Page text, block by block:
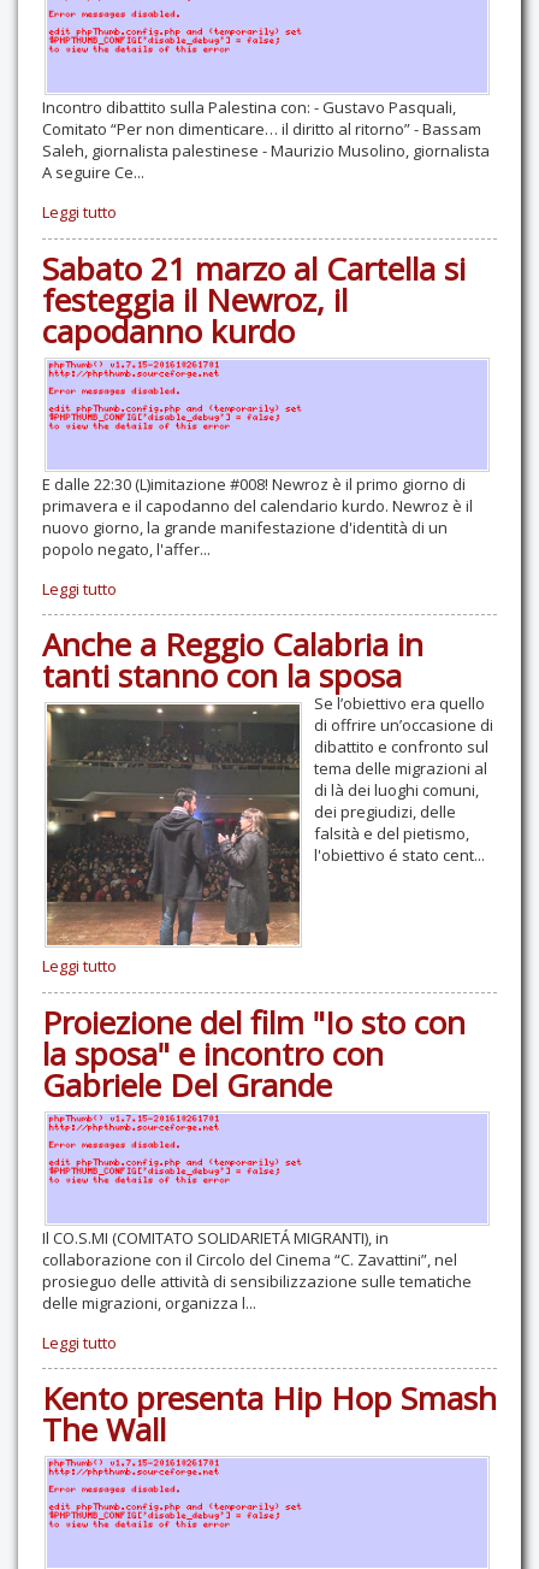
Incontro dibattito sulla Palestina con: - Gustavo Pasquali,
Comitato “Per non dimenticare… il diritto al ritorno” - Bassam
Saleh, giornalista palestinese - Maurizio Musolino, giornalista
A seguire Ce...
Leggi tutto
Sabato 21 marzo al Cartella si
festeggia il Newroz, il
capodanno kurdo
E dalle 22:30 (L)imitazione #008! Newroz è il primo giorno di
primavera e il capodanno del calendario kurdo. Newroz è il
nuovo giorno, la grande manifestazione d'identità di un
popolo negato, l'affer...
Leggi tutto
Anche a Reggio Calabria in
tanti stanno con la sposa
Se l’obiettivo era quello
di offrire un’occasione di
dibattito e confronto sul
tema delle migrazioni al
di là dei luoghi comuni,
dei pregiudizi, delle
falsità e del pietismo,
l'obiettivo é stato cent...
Leggi tutto
Proiezione del film "Io sto con
la sposa" e incontro con
Gabriele Del Grande
Il CO.S.MI (COMITATO SOLIDARIETÁ MIGRANTI), in
collaborazione con il Circolo del Cinema “C. Zavattini”, nel
prosieguo delle attività di sensibilizzazione sulle tematiche
delle migrazioni, organizza l...
Leggi tutto
Kento presenta Hip Hop Smash
The Wall